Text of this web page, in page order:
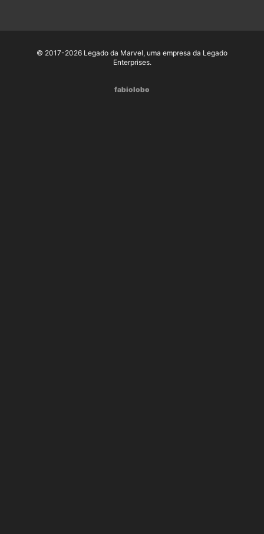
© 2017-2026 Legado da Marvel, uma empresa da Legado
Enterprises.
fabiolobo